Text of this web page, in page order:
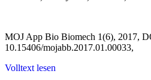
MOJ App Bio Biomech 1(6), 2017,
10.15406/mojabb.2017.01.00033,
Volltext lesen